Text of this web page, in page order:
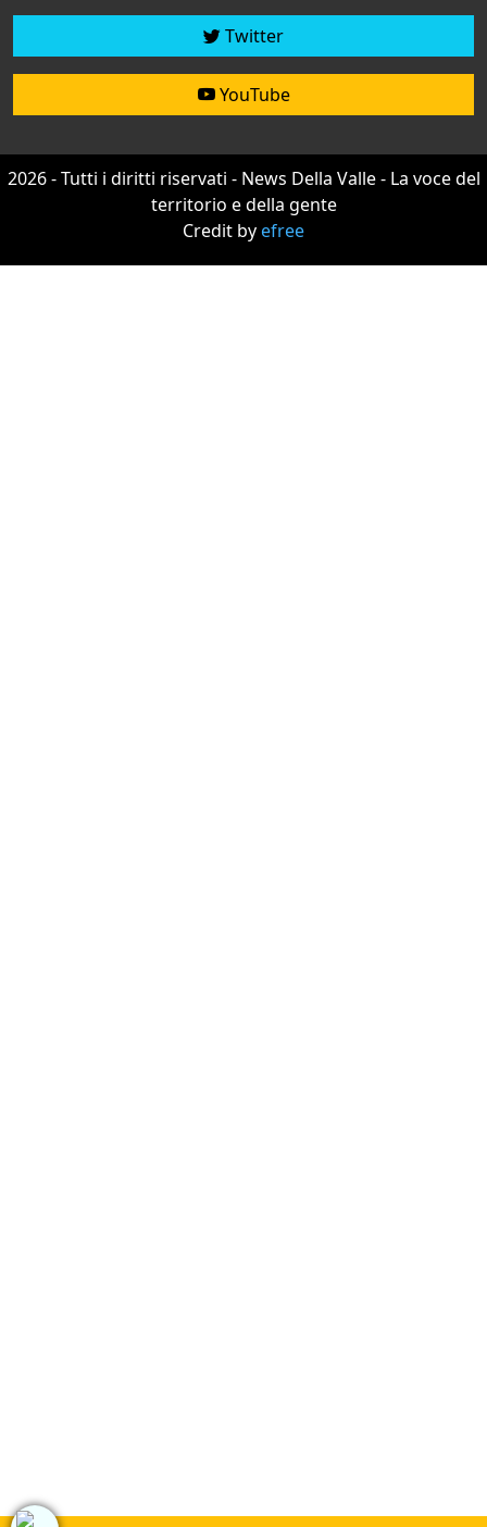
Twitter
YouTube
2026 - Tutti i diritti riservati - News Della Valle - La voce del
territorio e della gente
Credit byefree